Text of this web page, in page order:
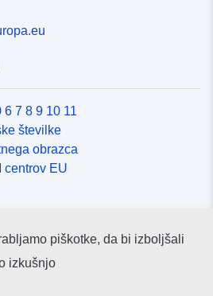
6 7 8 9 10 11
številke
obrazca
centrov EU
EU
piškotke, da bi izboljšali
izkušnjo